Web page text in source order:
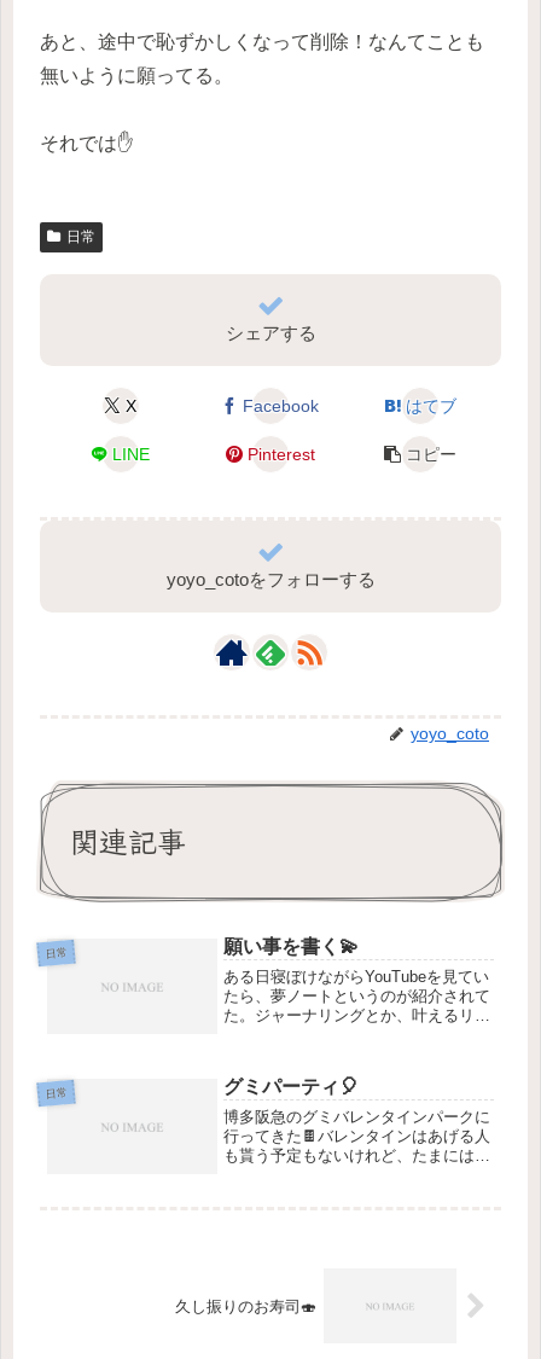
あと、途中で恥ずかしくなって削除！なんてことも
無いように願ってる。
それでは✋
日常
シェアする
X Facebook はてブ
LINE Pinterest コピー
yoyo_cotoをフォローする
yoyo_coto
関連記事
日常 願い事を書く💫
ある日寝ぼけながらYouTubeを見てい
たら、夢ノートというのが紹介されて
た。ジャーナリングとか、叶えるリス
どいまいち続かなかった記憶。始めた
からには毎日書かなきゃ、書いた...
日常 グミパーティ🎈
博多阪急のグミバレンタインパークに
行ってきた🍫バレンタインはあげる人
も貰う予定もないけれど、たまにはち
久し振りのお寿司🍣